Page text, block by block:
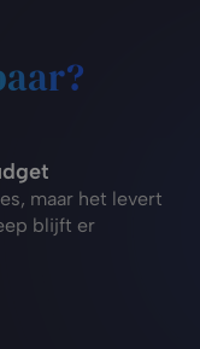
maar het levert
blijft er